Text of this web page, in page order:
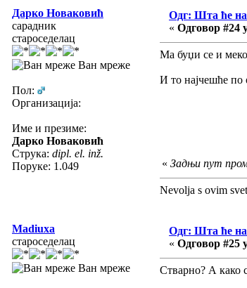
Дарко Новаковић
сарадник
староседелац
Ван мреже
Пол:
Организација:
Име и презиме:
Дарко Новаковић
Струка: dipl. el. inž.
Поруке: 1.049
Одг: Шта ће
« Одговор #24
Ма буџи се и
И то најчешће по
« Задњи пут
Nevolja s ovim
Madiuxa
староседелац
Ван мреже
Одг: Шта ће
« Одговор #25
Стварно? А како